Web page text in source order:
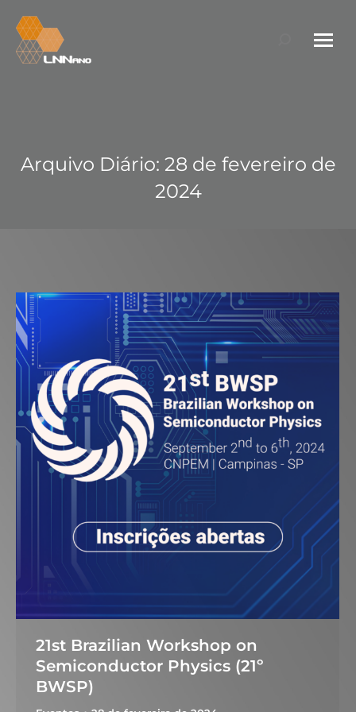
Search:
Arquivo Diário: 28 de fevereiro de
2024
21st Brazilian Workshop on
Semiconductor Physics (21º
BWSP)